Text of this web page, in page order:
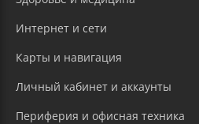
Интернет и сети
Карты и навигация
Личный кабинет и аккаунты
Периферия и офисная техника